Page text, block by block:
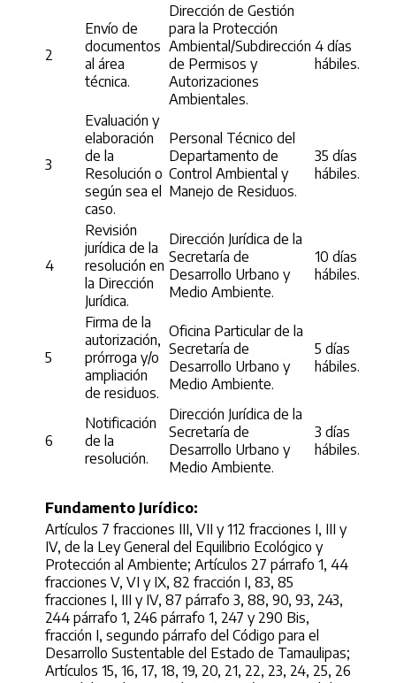
2
Envío de
documentos
al área
técnica.
Dirección de Gestión
para la Protección
Ambiental/Subdirección
de Permisos y
Autorizaciones
Ambientales.
4 días
hábiles.
3
Evaluación y
elaboración
de la
Resolución o
según sea el
caso.
Personal Técnico del
Departamento de
Control Ambiental y
Manejo de Residuos.
35 días
hábiles.
4
Revisión
jurídica de la
resolución en
la Dirección
Jurídica.
Dirección Jurídica de la
Secretaría de
Desarrollo Urbano y
Medio Ambiente.
10 días
hábiles.
5
Firma de la
autorización,
prórroga y/o
ampliación
de residuos.
Oficina Particular de la
Secretaría de
Desarrollo Urbano y
Medio Ambiente.
5 días
hábiles.
6
Notificación
de la
resolución.
Dirección Jurídica de la
Secretaría de
Desarrollo Urbano y
Medio Ambiente.
3 días
hábiles.
Fundamento Jurídico:
Artículos 7 fracciones III, VII y 112 fracciones I, III y
IV, de la Ley General del Equilibrio Ecológico y
Protección al Ambiente; Artículos 27 párrafo 1, 44
fracciones V, VI y IX, 82 fracción I, 83, 85
fracciones I, III y IV, 87 párrafo 3, 88, 90, 93, 243,
244 párrafo 1, 246 párrafo 1, 247 y 290 Bis,
fracción I, segundo párrafo del Código para el
Desarrollo Sustentable del Estado de Tamaulipas;
Artículos 15, 16, 17, 18, 19, 20, 21, 22, 23, 24, 25, 26